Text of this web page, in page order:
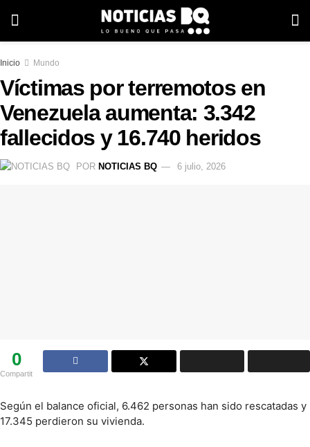
Inicio Mundo
Víctimas por terremotos en
Venezuela aumenta: 3.342
fallecidos y 16.740 heridos
POR NOTICIAS BQ 6 julio, 2026
0
Compartit
Según el balance oficial, 6.462 personas han sido rescatadas y
17.345 perdieron su vivienda.